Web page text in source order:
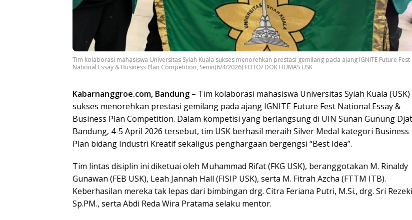
Tim kolaborasi mahasiswa Universitas Syiah Kuala sukses menorehkan prestasi gemilang pada ajang IGNITE Future Fest
National Essay & Business Plan Competition, Senin(6/4/2026) FOTO/ DOK HUMAS USK
Kabarnanggroe.com, Bandung – Tim kolaborasi mahasiswa Universitas Syiah Kuala (USK)
sukses menorehkan prestasi gemilang pada ajang IGNITE Future Fest National Essay &
Business Plan Competition. Dalam kompetisi yang berlangsung di UIN Sunan Gunung
Bandung, 4-5 April 2026 tersebut, tim USK berhasil meraih Silver Medal kategori Business
Plan bidang Industri Kreatif sekaligus penghargaan bergengsi “Best Idea”.
Tim lintas disiplin ini diketuai oleh Muhammad Rifat (FKG USK), beranggotakan M. Rinaldy
Gunawan (FEB USK), Leah Jannah Hall (FISIP USK), serta M. Fitrah Azcha (FTTM ITB).
Keberhasilan mereka tak lepas dari bimbingan drg. Citra Feriana Putri, M.Si., drg. Sri
Sp.PM., serta Abdi Reda Wira Pratama selaku mentor.